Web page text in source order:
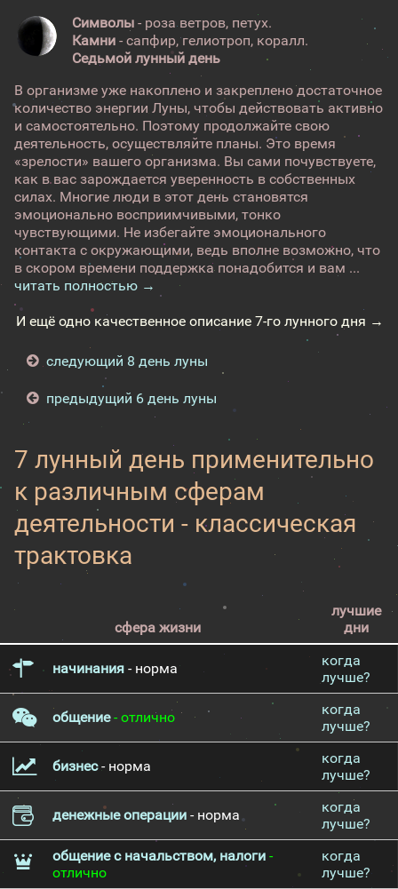
Символы - роза ветров, петух.
Камни - сапфир, гелиотроп, коралл.
Седьмой лунный день
В организме уже накоплено и закреплено достаточное
количество энергии Луны, чтобы действовать активно
и самостоятельно. Поэтому продолжайте свою
деятельность, осуществляйте планы. Это время
«зрелости» вашего организма. Вы сами почувствуете,
как в вас зарождается уверенность в собственных
силах. Многие люди в этот день становятся
эмоционально восприимчивыми, тонко
чувствующими. Не избегайте эмоционального
контакта с окружающими, ведь вполне возможно, что
в скором времени поддержка понадобится и вам ...
читать полностью →
И ещё одно качественное описание 7-го лунного дня →
следующий 8 день луны
предыдущий 6 день луны
7 лунный день применительно
к различным сферам
деятельности - классическая
трактовка
сфера жизни
лучшие
дни
начинания - норма
когда
лучше?
общение- отлично
когда
лучше?
бизнес- норма
когда
лучше?
денежные операции - норма
когда
лучше?
общение с начальством, налоги -
отлично
когда
лучше?